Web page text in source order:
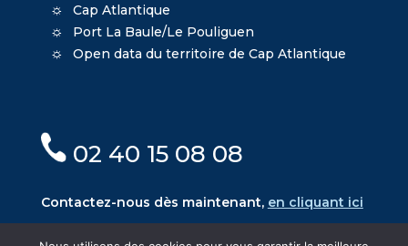
Cap Atlantique
Port La Baule/Le Pouliguen
Open data du territoire de Cap Atlantique
02 40 15 08 08
Contactez-nous dès maintenant, en cliquant ici